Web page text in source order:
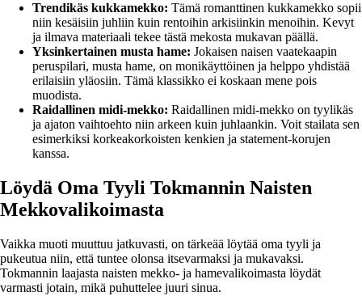
Trendikäs kukkamekko: Tämä romanttinen kukkamekko sopii
niin kesäisiin juhliin kuin rentoihin arkisiinkin menoihin. Kevyt
ja ilmava materiaali tekee tästä mekosta mukavan päällä.
Yksinkertainen musta hame: Jokaisen naisen vaatekaapin
peruspilari, musta hame, on monikäyttöinen ja helppo yhdistää
erilaisiin yläosiin. Tämä klassikko ei koskaan mene pois
muodista.
Raidallinen midi-mekko: Raidallinen midi-mekko on tyylikäs
ja ajaton vaihtoehto niin arkeen kuin juhlaankin. Voit stailata sen
esimerkiksi korkeakorkoisten kenkien ja statement-korujen
kanssa.
Löydä Oma Tyyli Tokmannin Naisten
Mekkovalikoimasta
Vaikka muoti muuttuu jatkuvasti, on tärkeää löytää oma tyyli ja
pukeutua niin, että tuntee olonsa itsevarmaksi ja mukavaksi.
Tokmannin laajasta naisten mekko- ja hamevalikoimasta löydät
varmasti jotain, mikä puhuttelee juuri sinua.